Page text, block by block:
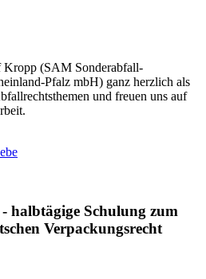
(SAM Sonderabfall-
Pfalz mbH) ganz herzlich als
und freuen uns auf
halbtägige Schulung zum
Verpackungsrecht